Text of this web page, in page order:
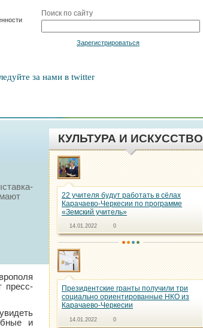
Поиск по сайту
Зарегистрироваться
за нами в twitter
пресс-
и
КУЛЬТУРА И ИСКУССТВО
22 учителя будут работать в сёлах
Карачаево-Черкесии по программе
«Земский учитель»
14.01.2022 0
Президентские гранты получили три
социально ориентированные НКО из
Карачаево-Черкесии
14.01.2022 0